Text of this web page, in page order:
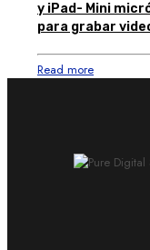
y iPad- Mini
para grabar
Read more